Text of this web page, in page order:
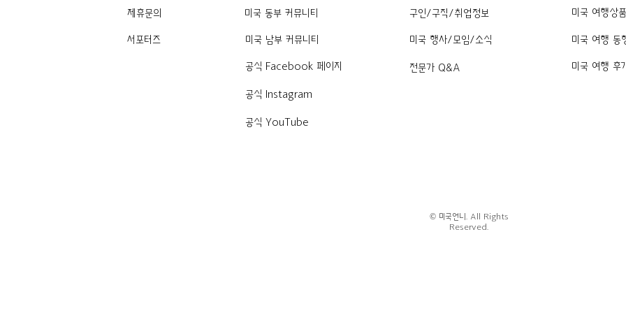
제휴문의
서포터즈
미국 동부 커뮤니티
미국 남부 커뮤니티
공식 Facebook 페이지
공식 Instagram
공식 YouTube
구인/구직/취업정보
미국 행사/모임/소식
전문가 Q&A
미국 여행상품
미국 여행 동
미국 여행 후기
© 미국언니. All Rights
Reserved.